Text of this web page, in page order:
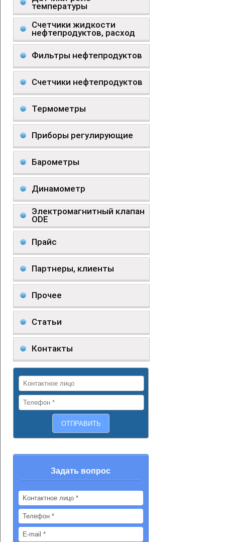
температуры
Счетчики жидкости
нефтепродуктов, расход
Фильтры нефтепродуктов
Счетчики нефтепродуктов
Термометры
Приборы регулирующие
Барометры
Динамометр
Электромагнитный клапан
ODE
Прайс
Партнеры, клиенты
Прочее
Статьи
Контакты
Задать вопрос